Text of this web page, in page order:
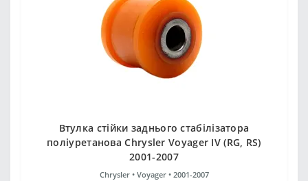
Втулка стійки заднього стабілізатора
поліуретанова Chrysler Voyager IV (RG, RS)
2001-2007
Chrysler • Voyager • 2001-2007